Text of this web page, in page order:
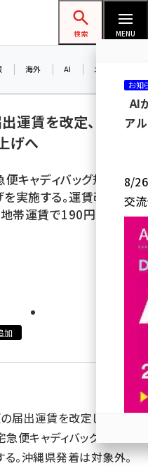
担当者フォーラム
検索 MENU
海外 AI メタバース
運賃を改定、120
げへ
ャディバッグ規格、
実施する。運賃改定率
帯運賃で190円〜750
加
届出運賃を改定し、宅急
便キャディバッグ規格、
。沖縄県発着は対象外。
お知
AI
ア
8/26
交
参